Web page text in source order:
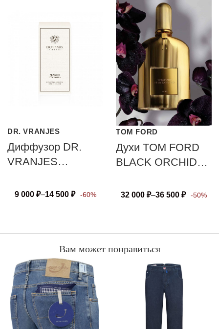
DR. VRANJES
Диффузор DR.
VRANJES
ARANCIO
9 000 ₽–14 500 ₽ -60%
TOM FORD
Духи TOM FORD
BLACK ORCHID
32 000 ₽–36 500 ₽ -50%
Вам может понравиться